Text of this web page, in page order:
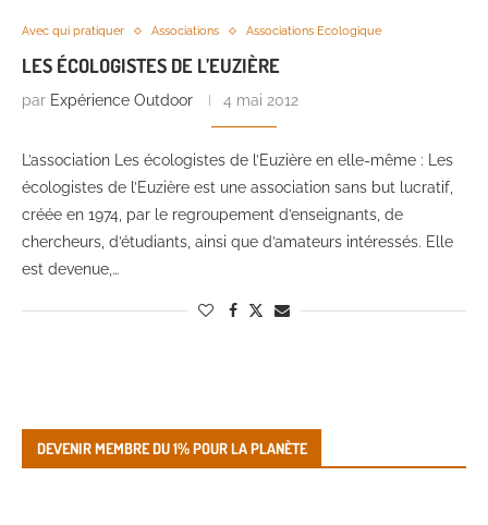
Avec qui pratiquer Associations Associations Ecologique
LES ÉCOLOGISTES DE L’EUZIÈRE
par Expérience Outdoor 4 mai 2012
L’association Les écologistes de l’Euzière en elle-même : Les
écologistes de l’Euzière est une association sans but lucratif,
créée en 1974, par le regroupement d’enseignants, de
chercheurs, d’étudiants, ainsi que d’amateurs intéressés. Elle
est devenue,…
DEVENIR MEMBRE DU 1% POUR LA PLANÈTE